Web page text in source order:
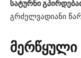
სატურნი
გრძელვადიანი
მერწყული